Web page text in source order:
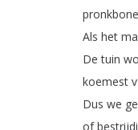
Als het
De tuin
koemest
Dus we
of